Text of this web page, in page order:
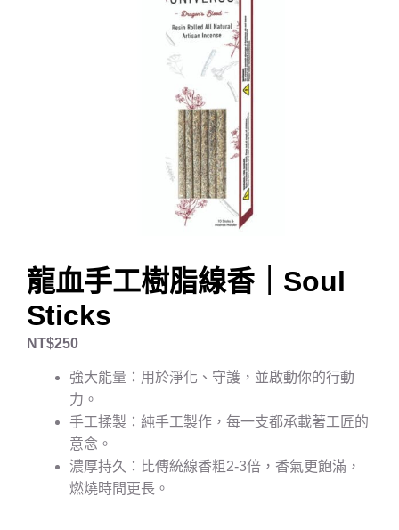
龍血手工樹脂線香｜Soul
Sticks
NT$250
強大能量：用於淨化、守護，並啟動你的行動
力。
手工揉製：純手工製作，每一支都承載著工匠的
意念。
濃厚持久：比傳統線香粗2-3倍，香氣更飽滿，
燃燒時間更長。